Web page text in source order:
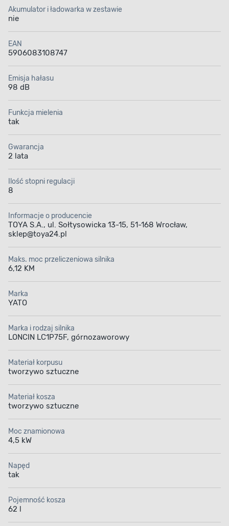
Akumulator i ładowarka w zestawie
nie
EAN
5906083108747
Emisja hałasu
98 dB
Funkcja mielenia
tak
Gwarancja
2 lata
Ilość stopni regulacji
8
Informacje o producencie
TOYA S.A., ul. Sołtysowicka 13-15, 51-168 Wrocław,
sklep@toya24.pl
Maks. moc przeliczeniowa silnika
6,12 KM
Marka
YATO
Marka i rodzaj silnika
LONCIN LC1P75F, górnozaworowy
Materiał korpusu
tworzywo sztuczne
Materiał kosza
tworzywo sztuczne
Moc znamionowa
4,5 kW
Napęd
tak
Pojemność kosza
62 l